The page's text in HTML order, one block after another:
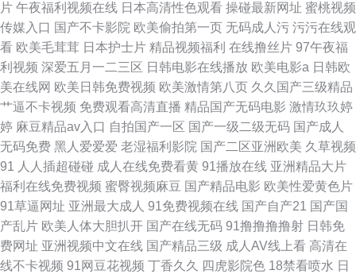
色 真人操叉叉 中文字幕亚洲日韩 午夜福利网址视频 人人妻人人爱人人爽 老
湿机精品不卡在线 国产三级精品在线观看 俺来俺去 AV老司机 91熟女偷拍
日日射av 免费日韩特黄 欧美福利九九 韩日理论在线 91色情软件 草莓视频免
费观看在线 91网页破解最新版 久久人热人 国内精品伊人久 国产在线96 91
桃密视频 中文字幕亚洲日韩 色图网站 欧美成人无码一区二区 精品精品精品
丁香婷婷一区二区三区 AV男人天堂 中日韩色网站 人人插人人 六月天婷婷激
情 欧美视频一区视频二区 天天谢天天谢天天要网 人人干人人妻 久色91 国产
片 午夜福利视频在线 日本高清性色观看 操碰最新网址 蜜桃视频
传媒入口 国产不卡影院 欧美偷拍第一页 无码成人污 污污在线观
看 欧美毛茸茸 日本护士片 精品视频福利 在线撸丝片 97午夜福
利视频 深爱五月一二三区 日韩电影在线播放 欧美电影a 日韩欧
美在线网 欧美日韩免费视频 欧美激情第八页 久久国产三级精品
艹逼不卡视频 免费观看高清直播 精品国产无码电影 激情玖玖婷
婷 麻豆精品av入口 自拍国产一区 国产一级二级无码 国产成人
无码免费 黑人爱爱爱 老湿福利影院 国产二区亚洲欧美 久草视频
91 人人插超碰碰 成人在线免费看黄 91播放在线 亚洲精品大片
福利在线免费视频 蜜臀视频麻豆 国产精品电影 欧美性爱黄色片
91草逼网址 亚洲最大成人 91免费视频在线 国产自产21 国产国
产乱片 欧美人体大胆扒开 国产在线无码 91撸撸撸撸射 日韩免
费网址 亚洲视频中文在线 国产精品三级 成人AV线上看 高清在
线不卡视频 91网豆花视频 丁香久久 四虎影院色 18禁看喷水 日